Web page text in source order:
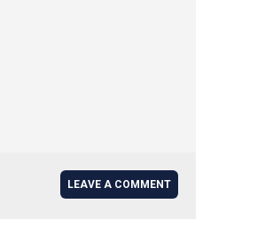
LEAVE A COMMENT